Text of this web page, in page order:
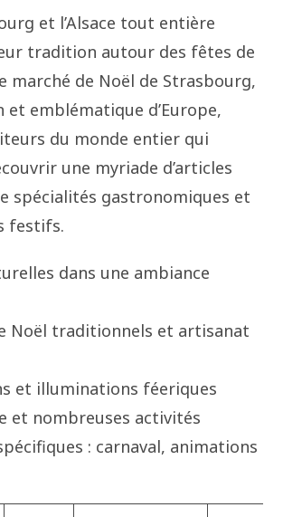
et l’Alsace tout entière
tradition autour des fêtes de
marché de Noël de Strasbourg,
et emblématique d’Europe,
du monde entier qui
une myriade d’articles
spécialités gastronomiques et
festifs.
dans une ambiance
Noël traditionnels et artisanat
et illuminations féeriques
et nombreuses activités
: carnaval, animations